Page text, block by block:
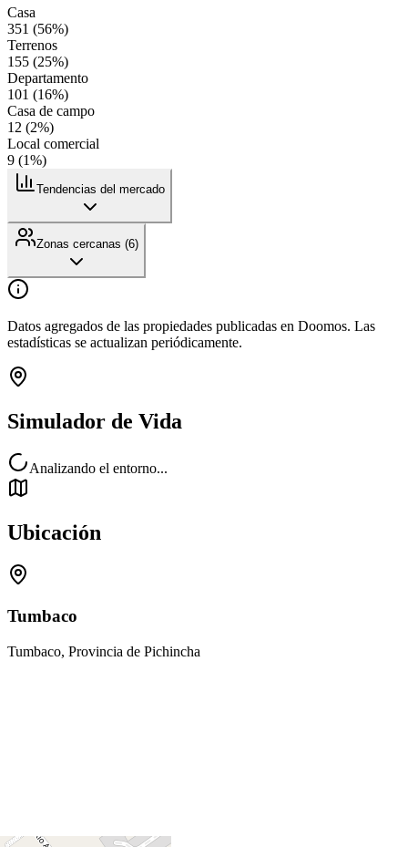
Casa
351 (56%)
Terrenos
155 (25%)
Departamento
101 (16%)
Casa de campo
12 (2%)
Local comercial
9 (1%)
Tendencias del mercado
Zonas cercanas (6)
Datos agregados de las propiedades publicadas en Doomos. Las
estadísticas se actualizan periódicamente.
Simulador de Vida
Analizando el entorno...
Ubicación
Tumbaco
Tumbaco, Provincia de Pichincha